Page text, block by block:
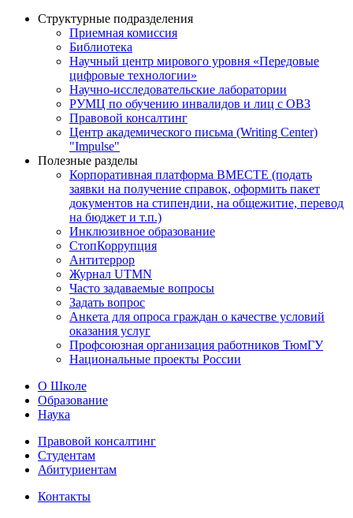
Структурные подразделения
Приемная комиссия
Библиотека
Научный центр мирового уровня «Передовые
цифровые технологии»
Научно-исследовательские лаборатории
РУМЦ по обучению инвалидов и лиц с ОВЗ
Правовой консалтинг
Центр академического письма (Writing Center)
"Impulse"
Полезные разделы
Корпоративная платформа ВМЕСТЕ (подать
заявки на получение справок, оформить пакет
документов на стипендии, на общежитие, перевод
на бюджет и т.п.)
Инклюзивное образование
СтопКоррупция
Антитеррор
Журнал UTMN
Часто задаваемые вопросы
Задать вопрос
Анкета для опроса граждан о качестве условий
оказания услуг
Профсоюзная организация работников ТюмГУ
Национальные проекты России
О Школе
Образование
Наука
Правовой консалтинг
Студентам
Абитуриентам
Контакты